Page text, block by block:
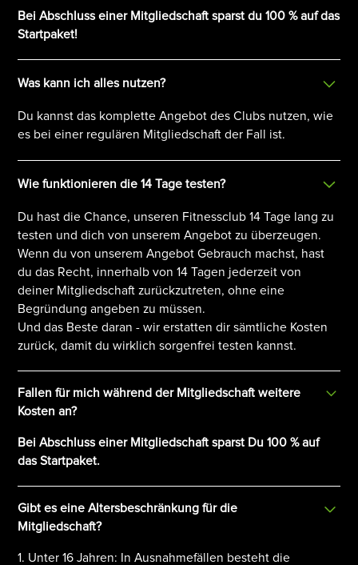
Bei Abschluss einer Mitgliedschaft sparst du 100 % auf das
Startpaket!
Was kann ich alles nutzen?
Du kannst das komplette Angebot des Clubs nutzen, wie
es bei einer regulären Mitgliedschaft der Fall ist.
Wie funktionieren die 14 Tage testen?
Du hast die Chance, unseren Fitnessclub 14 Tage lang zu
testen und dich von unserem Angebot zu überzeugen.
Wenn du von unserem Angebot Gebrauch machst, hast
du das Recht, innerhalb von 14 Tagen jederzeit von
deiner Mitgliedschaft zurückzutreten, ohne eine
Begründung angeben zu müssen.
Und das Beste daran - wir erstatten dir sämtliche Kosten
zurück, damit du wirklich sorgenfrei testen kannst.
Fallen für mich während der Mitgliedschaft weitere
Kosten an?
Bei Abschluss einer Mitgliedschaft sparst Du 100 % auf
das Startpaket.
Gibt es eine Altersbeschränkung für die
Mitgliedschaft?
1. Unter 16 Jahren: In Ausnahmefällen besteht die